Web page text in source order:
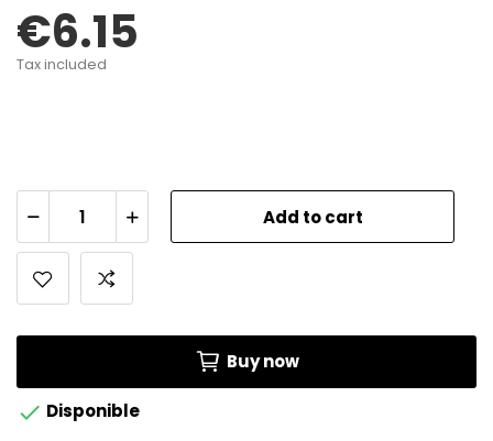
€6.15
Tax included
Add to cart
Buy now
 Disponible